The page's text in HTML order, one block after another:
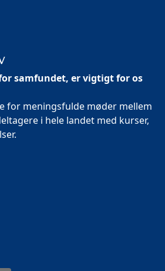
samfundet, er vigtigt for os
for meningsfulde møder mellem
i hele landet med kurser,